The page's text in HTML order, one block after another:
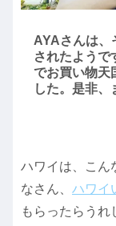
AYAさんは、
されたようで
でお買い物天
した。是非、
ハワイは、こん
なさん、 ハワイ
もらったらうれ